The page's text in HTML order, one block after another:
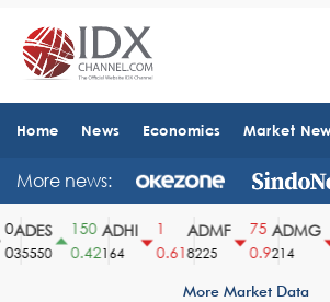
Home News Economics Market
More news:
ADES
35550
150
0.42
ADHI
164
0.61
ADMF
8225
75
0.9
ADMG
214
More Market Data